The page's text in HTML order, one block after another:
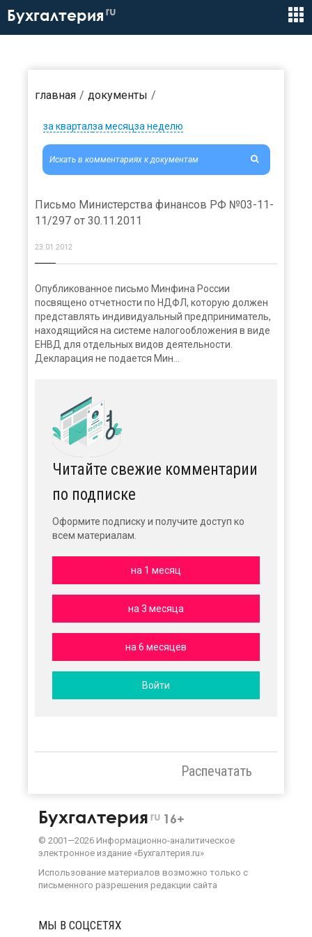
Бухгалтерия ru
главная документы
за кварталза месяцза неделю
Письмо Министерства финансов РФ №03-11-
11/297 от 30.11.2011
23.01.2012
Опубликованное письмо Минфина России
посвящено отчетности по НДФЛ, которую должен
представлять индивидуальный предприниматель,
находящийся на системе налогообложения в виде
ЕНВД для отдельных видов деятельности.
Декларация не подается Мин...
Читайте свежие комментарии
по подписке
Оформите подписку и получите доступ ко
всем материалам.
на 1 месяц
на 3 месяца
на 6 месяцев
Войти
Распечатать
Бухгалтерия ru 16+
© 2001—2026 Информационно-аналитическое
электронное издание «Бухгалтерия.ru»
Использование материалов возможно только с
письменного разрешения редакции сайта
МЫ В СОЦСЕТЯХ